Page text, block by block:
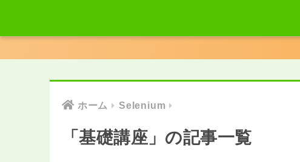
ホーム Selenium
「基礎講座」の記事一覧